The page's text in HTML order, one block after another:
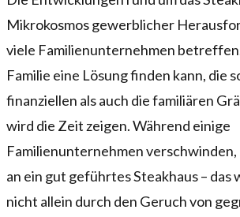
Mikrokosmos gewerblicher
viele Familienunternehmen
Familie eine Lösung finden kann, die
finanziellen als auch die familiären
wird die Zeit zeigen. Während einige
Familienunternehmen
an ein gut geführtes Steakhaus – das
nicht allein durch den Geruch von